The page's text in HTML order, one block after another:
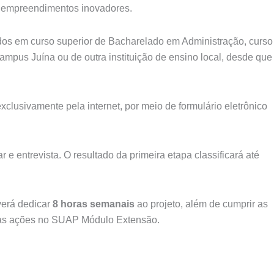
inovadores.
em curso superior de Bacharelado em Administração, curso
Juína ou de outra instituição de ensino local, desde que
pela internet, por meio de formulário eletrônico
e entrevista. O resultado da primeira etapa classificará até
dedicar 8 horas semanais ao projeto, além de cumprir as
ações no SUAP Módulo Extensão.